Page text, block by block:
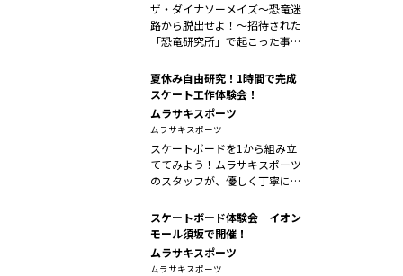
ザ・ダイナソーメイズ～恐竜迷
路から脱出せよ！～招待された
「恐竜研究所」で起こった事
夏休み自由研究！1時間で完成
スケート工作体験会！
ムラサキスポーツ
ムラサキスポーツ
スケートボードを1から組み立
ててみよう！ムラサキスポーツ
のスタッフが、優しく丁寧に組
スケートボード体験会 イオン
モール須坂で開催！
ムラサキスポーツ
ムラサキスポーツ